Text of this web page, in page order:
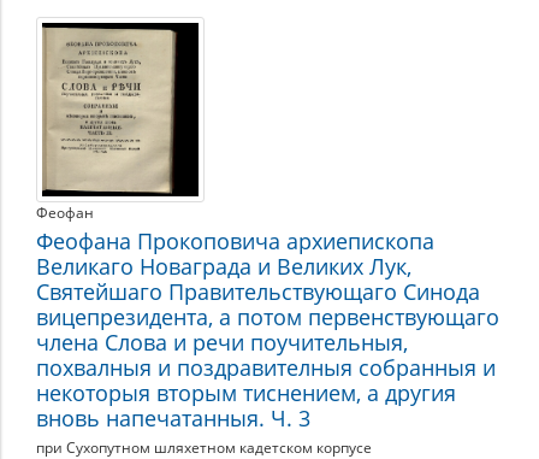
Феофан
Феофана Прокоповича архиепископа
Великаго Новаграда и Великих Лук,
Святейшаго Правительствующаго Синода
вицепрезидента, а потом первенствующаго
члена Слова и речи поучительныя,
похвалныя и поздравителныя собранныя и
некоторыя вторым тиснением, а другия
вновь напечатанныя. Ч. 3
при Сухопутном шляхетном кадетском корпусе